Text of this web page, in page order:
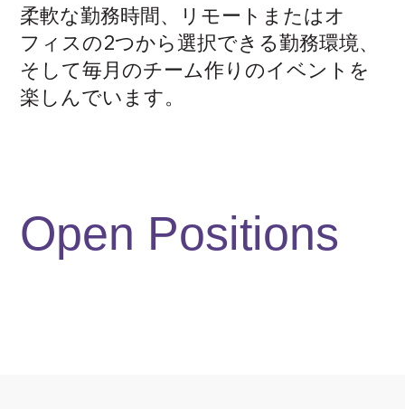
柔軟な勤務時間、リモートまたはオ
フィスの2つから選択できる勤務環境、
そして毎月のチーム作りのイベントを
楽しんでいます。
Open Positions